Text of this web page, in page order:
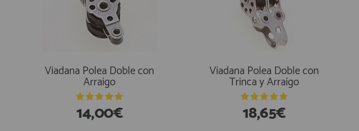
Viadana Polea Doble con
Arraigo
14,00€
Viadana Polea Doble con
Trinca y Arraigo
18,65€